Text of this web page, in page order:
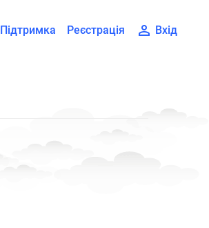
Підтримка Реєстрація Вхід